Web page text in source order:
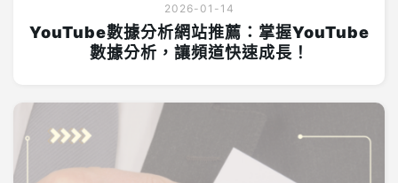
2026-01-14
YouTube數據分析網站推薦：掌握YouTube
數據分析，讓頻道快速成長！